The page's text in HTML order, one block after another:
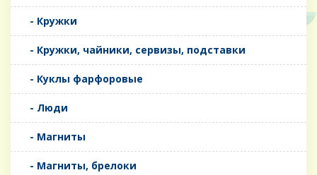
- Кружки
- Кружки, чайники, сервизы, подставки
- Куклы фарфоровые
- Люди
- Магниты
- Магниты, брелоки